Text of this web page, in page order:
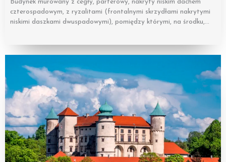
Budynek murowany z cegły, parterowy, nakryty niskim dachem
czterospadowym, z ryzalitami (frontalnymi skrzydłami nakrytymi
niskimi daszkami dwuspadowymi), pomiędzy którymi, na środku,…